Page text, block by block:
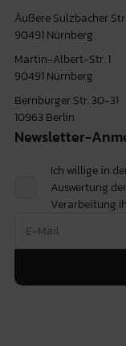
Äußere Sulzbacher
90491 Nürnberg
Martin-Albert-Str. 1
90491 Nürnberg
Bernburger Str. 30-31
10963 Berlin
Newsletter-
Ich willige in
Auswertung
Verarbeitung